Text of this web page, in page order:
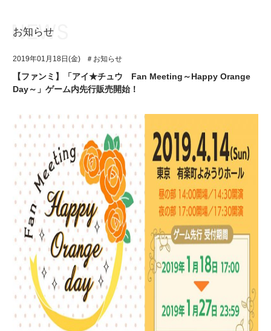
ユニット&キャラクター
アプリゲーム
イベント・キャンペーン
ミュージック
グッズ・本
ギャラリー
アイ★チュウとは
ユニット&キャラクター
アプリゲーム
イベント・キャンペーン
ミュージック
グッズ・本
ギャラリー
お知らせ
2019年01月18日(金) ＃お知らせ
【ファンミ】「アイ★チュウ Fan Meeting～Happy Orange
Day～」ゲーム内先行販売開始！